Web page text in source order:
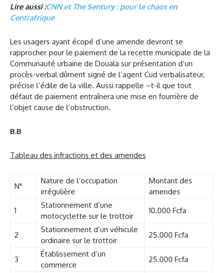
Lire aussi :CNN et The Sentury : pour le chaos en
Centrafrique
Les usagers ayant écopé d’une amende devront se
rapprocher pour le paiement de la recette municipale de la
Communauté urbaine de Douala sur présentation d’un
procès-verbal dûment signé de l’agent Cud verbalisateur,
précise l’édile de la ville. Aussi rappelle –t-il que tout
défaut de paiement entraînera une mise en fourrière de
l’objet cause de l’obstruction.
B.B
Tableau des infractions et des amendes
N°
Nature de l’occupation
irrégulière
Montant des
amendes
1
Stationnement d’une
motocyclette sur le trottoir
10.000 Fcfa
2
Stationnement d’un véhicule
ordinaire sur le trottoir
25.000 Fcfa
3
Établissement d’un
commerce
25.000 Fcfa